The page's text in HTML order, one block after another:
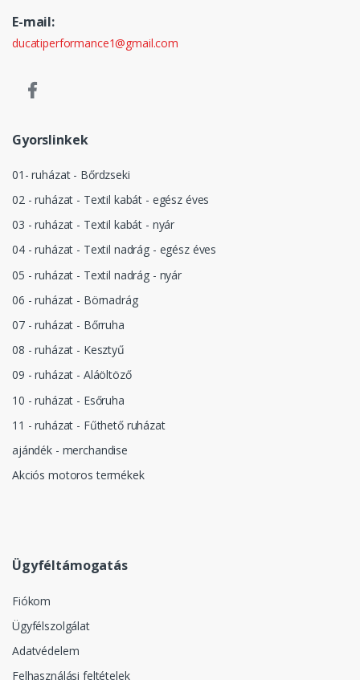
E-mail:
ducatiperformance1@gmail.com
Gyorslinkek
01- ruházat - Bőrdzseki
02 - ruházat - Textil kabát - egész éves
03 - ruházat - Textil kabát - nyár
04 - ruházat - Textil nadrág - egész éves
05 - ruházat - Textil nadrág - nyár
06 - ruházat - Börnadrág
07 - ruházat - Bőrruha
08 - ruházat - Kesztyű
09 - ruházat - Aláöltöző
10 - ruházat - Esőruha
11 - ruházat - Fűthető ruházat
ajándék - merchandise
Akciós motoros termékek
Ügyféltámogatás
Fiókom
Ügyfélszolgálat
Adatvédelem
Felhasználási feltételek